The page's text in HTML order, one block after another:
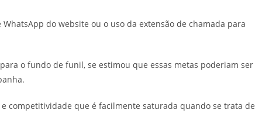
do website ou o uso da extensão de chamada para
o fundo de funil, se estimou que essas metas poderiam ser
competitividade que é facilmente saturada quando se trata de